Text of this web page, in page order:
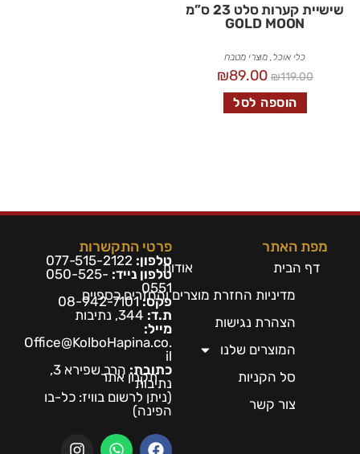
שישיית קערות סלט 23 ס”מ
GOLD MOON
כלי אוכל, מוצרי מטבח
₪119.00
₪89.00
הוספה לסל
מפת האתר
דף הבית
אודות
מדיניות החזרת מוצרים והחזרים כספיים
הצהרת נגישות
המוצרים שלנו
סל הקניות
תקנון אתר
צור קשר
פרטי התקשרות
טלפון: 077-515-2122
טלפון נייד: 050-525-
0551
פקס:08-942-7101
ת.ד:
מייל:
Office@KolboHapina.co.
il
כתובת:
הרב שפירא 3,
נתיבות
(ניתן לרשום בוויז: כל-בו
הפינה)